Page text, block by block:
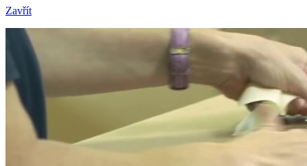
Zavřít